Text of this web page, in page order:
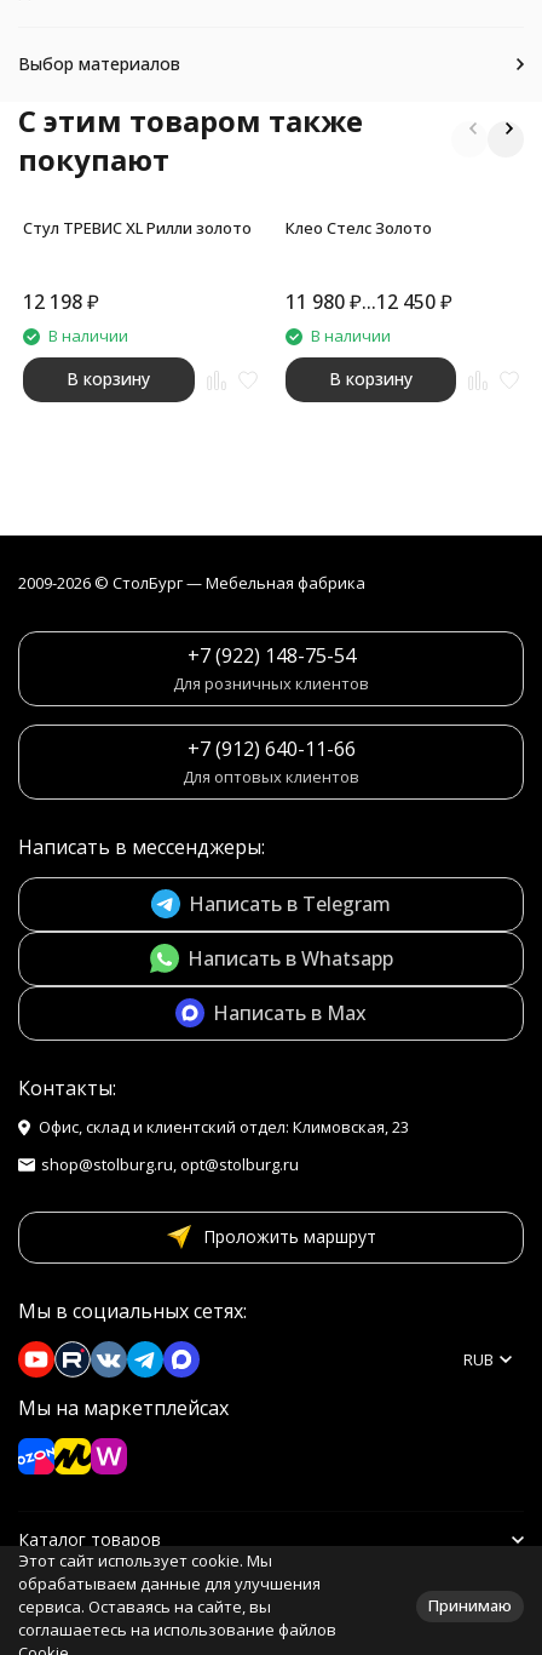
Выбор материалов
C этим товаром также
покупают
Стул ТРЕВИС XL Рилли золото
12 198₽
В наличии
В корзину
Клео Стелс Золото
11 980 ₽...12 450 ₽
В наличии
В корзину
2009-2026 © СтолБург — Мебeльная фабрика
+7 (922) 148-75-54
Для розничных клиентов
+7 (912) 640-11-66
Для оптовых клиентов
Написать в мессенджеры:
Написать в Telegram
Написать в Whatsapp
Написать в Max
Контакты:
Офис, склад и клиентский отдел: Климовская, 23
shop@stolburg.ru, opt@stolburg.ru
Проложить маршрут
Мы в социальных сетях:
Мы на маркетплейсах
RUB
Каталог товаров
Информация
Этот сайт использует cookie. Мы
обрабатываем данные для улучшения
сервиса. Оставаясь на сайте, вы
соглашаетесь на использование файлов
Принимаю